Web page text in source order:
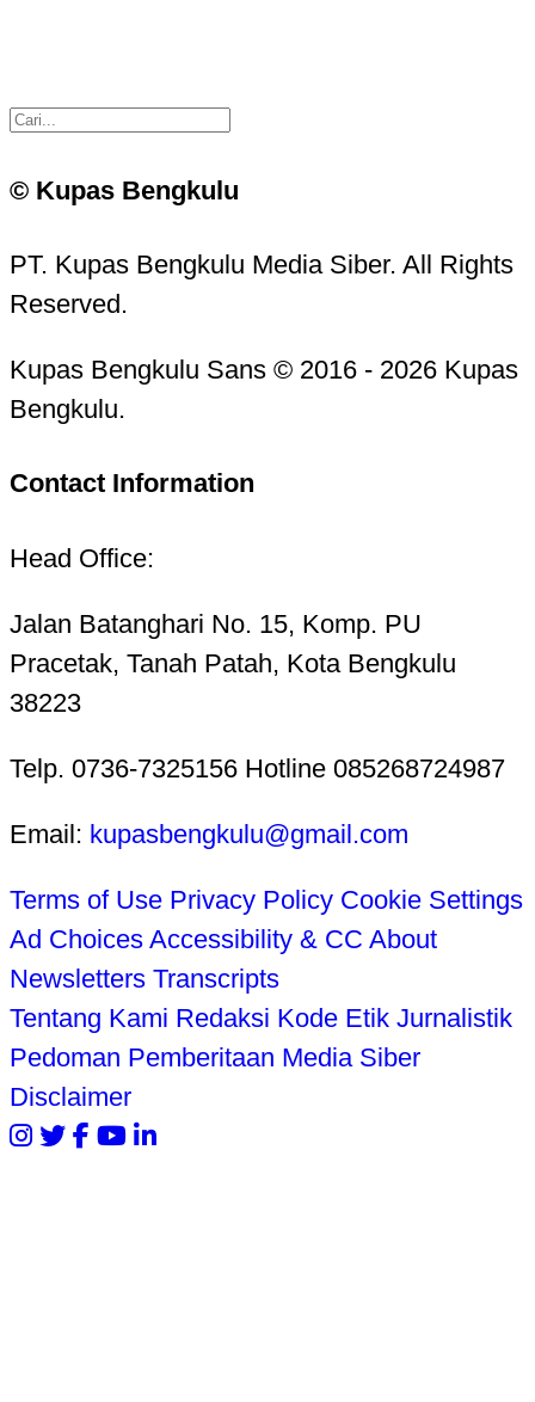
© Kupas Bengkulu
PT. Kupas Bengkulu Media Siber. All Rights
Reserved.
Kupas Bengkulu Sans © 2016 - 2026 Kupas
Bengkulu.
Contact Information
Head Office:
Jalan Batanghari No. 15, Komp. PU
Pracetak, Tanah Patah, Kota Bengkulu
38223
Telp. 0736-7325156 Hotline 085268724987
Email: kupasbengkulu@gmail.com
Terms of Use Privacy Policy Cookie Settings
Ad Choices Accessibility & CC About
Newsletters Transcripts
Tentang Kami Redaksi Kode Etik Jurnalistik
Pedoman Pemberitaan Media Siber
Disclaimer